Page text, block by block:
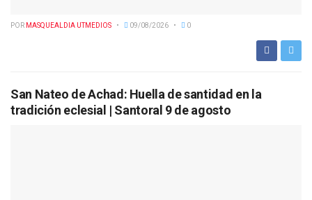
POR MASQUEALDIA UTMEDIOS 09/08/2026 0
San Nateo de Achad: Huella de santidad en la
tradición eclesial | Santoral 9 de agosto